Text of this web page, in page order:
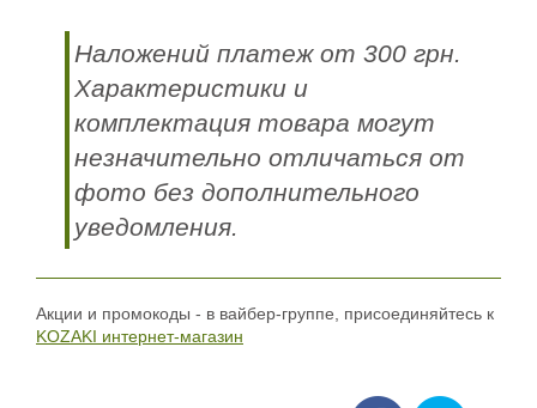
Наложений платеж от 300 грн.
Характеристики и
комплектация товара могут
незначительно отличаться от
фото без дополнительного
уведомления.
Акции и промокоды - в вайбер-группе, присоединяйтесь к
KOZAKI интернет-магазин